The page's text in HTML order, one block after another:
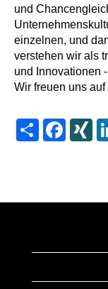
und
einzelnen, und
verstehen wir als
und Innovationen
Wir freuen uns auf
Share Facebook